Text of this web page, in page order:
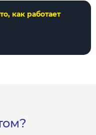
как работает